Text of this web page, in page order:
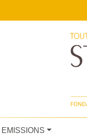
EMISSIONS